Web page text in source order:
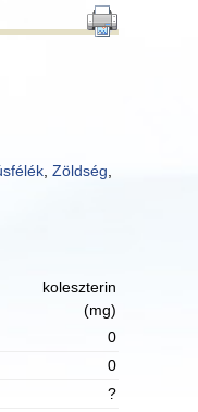
Zöldség
koleszterin
(mg)
0
0
?